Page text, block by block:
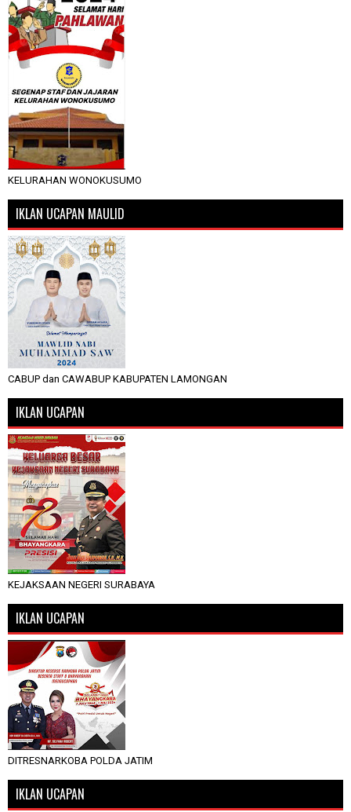
KELURAHAN WONOKUSUMO
IKLAN UCAPAN MAULID
CABUP dan CAWABUP KABUPATEN LAMONGAN
IKLAN UCAPAN
KEJAKSAAN NEGERI SURABAYA
IKLAN UCAPAN
DITRESNARKOBA POLDA JATIM
IKLAN UCAPAN